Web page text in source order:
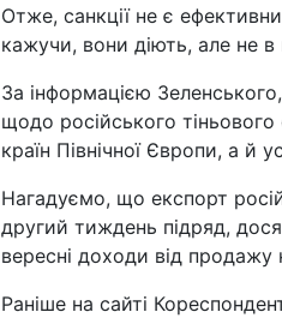
Отже, санкції не є
кажучи, вони діють, але не в
За інформацією
щодо російського
країн Північної Європи, а й
Нагадуємо, що експорт
другий тиждень підряд,
вересні доходи від продажу
Раніше на сайті